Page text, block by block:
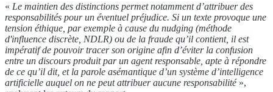
« Le maintien des distinctions permet notamment d’attribuer des
responsabilités pour un éventuel préjudice. Si un texte provoque une
tension éthique, par exemple à cause du nudging (méthode
d'influence discrète, NDLR) ou de la fraude qu’il contient, il est
impératif de pouvoir tracer son origine afin d’éviter la confusion
entre un discours produit par un agent responsable, apte à répondre
de ce qu’il dit, et la parole asémantique d’un système d’intelligence
artificielle auquel on ne peut attribuer aucune responsabilité»,